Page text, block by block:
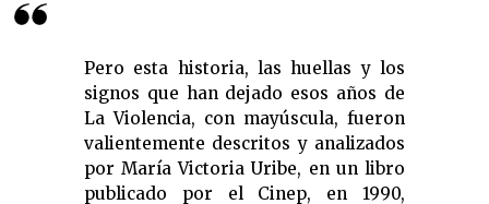
Pero esta historia, las huellas y los
signos que han dejado esos años de
La Violencia, con mayúscula, fueron
valientemente descritos y analizados
por María Victoria Uribe, en un libro
publicado por el Cinep, en 1990,